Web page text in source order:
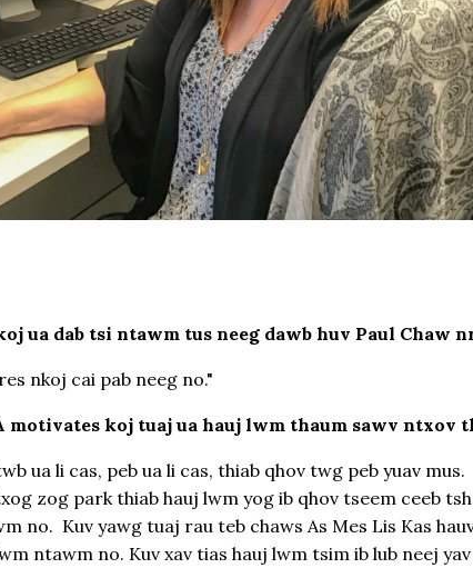
ua dab tsi ntawm tus neeg dawb huv Paul Chaw
nkoj cai pab neeg no."
koj tuaj ua hauj lwm thaum sawv ntxov
ua li cas, peb ua li cas, thiab qhov twg peb yuav
zog park thiab hauj lwm yog ib qhov tseem ceeb
no. Kuv yawg tuaj rau teb chaws As Mes Lis Kas
ntawm no. Kuv xav tias hauj lwm tsim ib lub neej